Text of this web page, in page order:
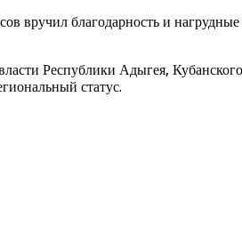
благодарность и
Республики Адыгея,
статус.